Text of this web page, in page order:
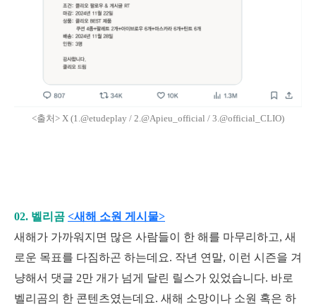
<출처> X (1.@etudeplay / 2.@Apieu_official / 3.@official_CLIO)
02. 벨리곰 <새해 소원 게시물>
새해가 가까워지면 많은 사람들이 한 해를 마무리하고, 새
로운 목표를 다짐하곤 하는데요. 작년 연말, 이런 시즌을 겨
냥해서 댓글 2만 개가 넘게 달린 릴스가 있었습니다. 바로
벨리곰의 한 콘텐츠였는데요. 새해 소망이나 소원 혹은 하